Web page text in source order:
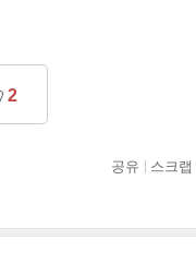
2
공유 스크랩